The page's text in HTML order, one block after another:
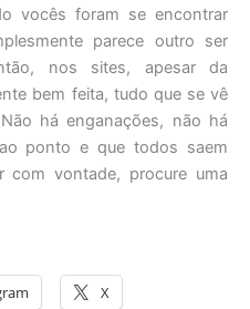
vocês foram se encontrar
parece outro ser
nos sites, apesar da
bem feita, tudo que se vê
há enganações, não há
ponto e que todos saem
com vontade, procure uma
X